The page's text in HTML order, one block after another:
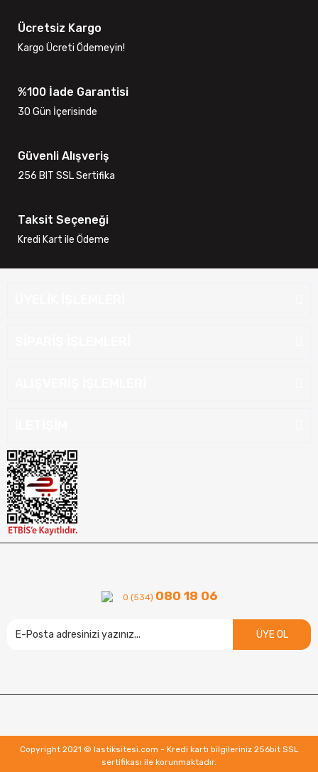
Ücretsiz Kargo
Kargo Ücreti Ödemeyin!
%100 İade Garantisi
30 Gün İçerisinde
Güvenli Alışveriş
256 BIT SSL Sertifika
Taksit Seçeneği
Kredi Kart ile Ödeme
0 (534) 080 18 06
ÜYE OL
Copyright 2021 © lastiksitesi.com - Kredi kartı bilgileriniz 256bit SSL
sertifikası ile korunmaktadır.